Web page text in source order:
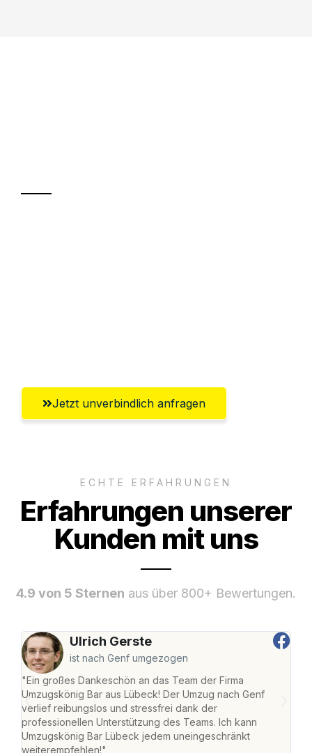
Jetzt unverbindlich anfragen
ECHTE ERFAHRUNGEN
Erfahrungen unserer
Kunden mit uns
4.9 von 5 Sternen aus über 800+ Bewertungen.
Ulrich Gerste
ist nach Genf umgezogen
"Ein großes Dankeschön an das Team der Firma
Umzugskönig Bar aus Lübeck! Der Umzug nach Genf
verlief reibungslos und stressfrei dank der
professionellen Unterstützung des Teams. Ich kann
Umzugskönig Bar Lübeck jedem uneingeschränkt
weiterempfehlen!"